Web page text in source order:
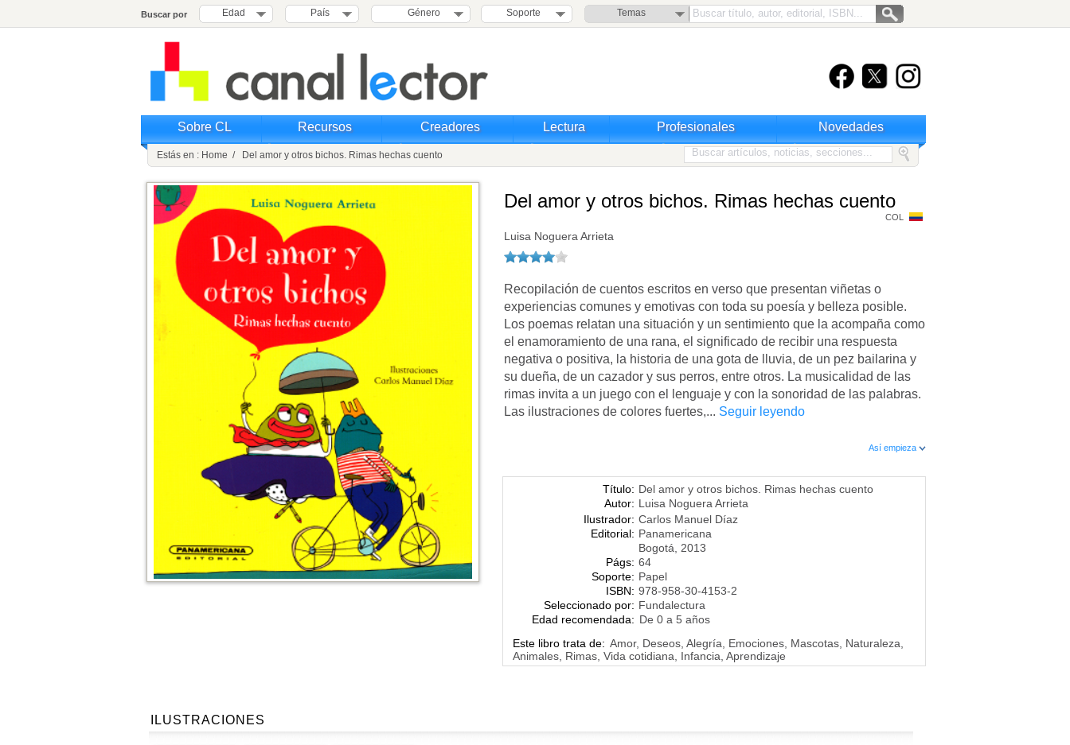
Buscar por Edad País Género Soporte Temas
Sobre CL Recursos Creadores Lectura Profesionales Novedades
Estás en : Home / Del amor y otros bichos. Rimas hechas cuento
Del amor y otros bichos. Rimas hechas cuento
COL
Luisa Noguera Arrieta
Recopilación de cuentos escritos en verso que presentan viñetas o
experiencias comunes y emotivas con toda su poesía y belleza posible.
Los poemas relatan una situación y un sentimiento que la acompaña como
el enamoramiento de una rana, el significado de recibir una respuesta
negativa o positiva, la historia de una gota de lluvia, de un pez bailarina y
su dueña, de un cazador y sus perros, entre otros. La musicalidad de las
rimas invita a un juego con el lenguaje y con la sonoridad de las palabras.
Las ilustraciones de colores fuertes,... Seguir leyendo
Así empieza
Título: Del amor y otros bichos. Rimas hechas cuento
Autor: Luisa Noguera Arrieta
Ilustrador: Carlos Manuel Díaz
Editorial: Panamericana
Bogotá, 2013
Págs: 64
Soporte: Papel
ISBN: 978-958-30-4153-2
Seleccionado por: Fundalectura
Edad recomendada: De 0 a 5 años
Este libro trata de: Amor, Deseos, Alegría, Emociones, Mascotas, Naturaleza,
Animales, Rimas, Vida cotidiana, Infancia, Aprendizaje
ILUSTRACIONES